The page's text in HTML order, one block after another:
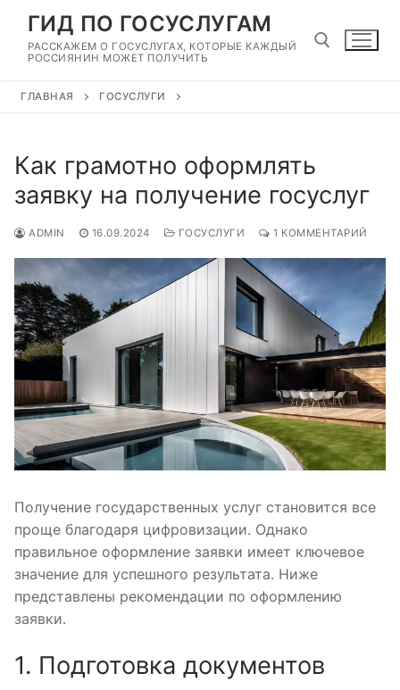
Перейти
содержимому
ГИД ПО ГОСУСЛУГАМ
РАССКАЖЕМ О ГОСУСЛУГАХ, КОТОРЫЕ КАЖДЫЙ
РОССИЯНИН МОЖЕТ ПОЛУЧИТЬ
ГЛАВНАЯ ГОСУСЛУГИ
Как грамотно оформлять
заявку на получение госуслуг
ADMIN 16.09.2024 ГОСУСЛУГИ 1 КОММЕНТАРИЙ
Получение государственных услуг становится все
проще благодаря цифровизации. Однако
правильное оформление заявки имеет ключевое
значение для успешного результата. Ниже
представлены рекомендации по оформлению
заявки.
1. Подготовка документов